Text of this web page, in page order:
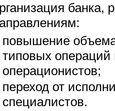
банка,
повышение
типовых операций
операционистов;
переход от
специалистов.